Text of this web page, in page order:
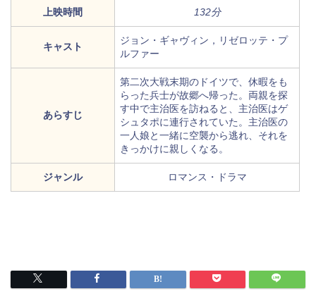
上映時間 132分
キャスト
ジョン・ギャヴィン，リゼロッテ・プ
ルファー
あらすじ
第二次大戦末期のドイツで、休暇をも
らった兵士が故郷へ帰った。両親を探
す中で主治医を訪ねると、主治医はゲ
シュタポに連行されていた。主治医の
一人娘と一緒に空襲から逃れ、それを
きっかけに親しくなる。
ジャンル ロマンス・ドラマ